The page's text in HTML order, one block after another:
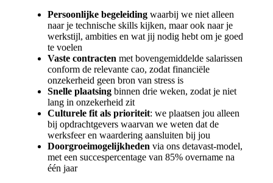
Persoonlijke begeleiding waarbij we niet alleen
naar je technische skills kijken, maar ook naar je
werkstijl, ambities en wat jij nodig hebt om je goed
te voelen
Vaste contracten met bovengemiddelde salarissen
conform de relevante cao, zodat financiële
onzekerheid geen bron van stress is
Snelle plaatsing binnen drie weken, zodat je niet
lang in onzekerheid zit
Culturele fit als prioriteit: we plaatsen jou alleen
bij opdrachtgevers waarvan we weten dat de
werksfeer en waardering aansluiten bij jou
Doorgroeimogelijkheden via ons detavast-model,
met een succespercentage van 85% overname na
één jaar